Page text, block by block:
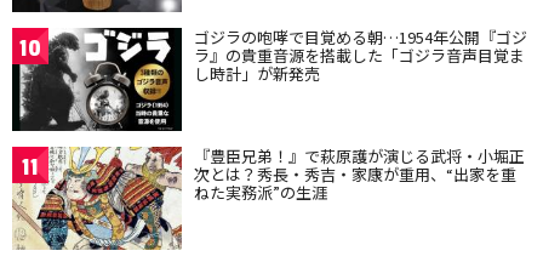
10 ゴジラの咆哮で目覚める朝…1954年公開『ゴジ
ラ』の貴重音源を搭載した「ゴジラ音声目覚ま
し時計」が新発売
11 『豊臣兄弟！』で萩原護が演じる武将・小堀正
次とは？秀長・秀吉・家康が重用、“出家を重
ねた実務派”の生涯